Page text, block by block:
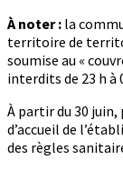
À noter : la
territoire de
soumise au «
interdits de 23 h à
À partir du 30
d’accueil de
des règles